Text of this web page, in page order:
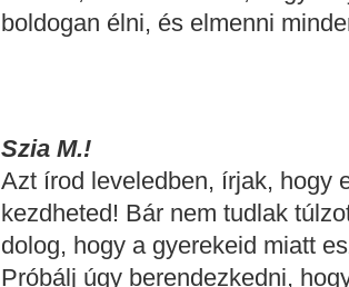
boldogan élni, és elmenni
Szia M.!
Azt írod leveledben, írjak, hogy
kezdheted! Bár nem tudlak
dolog, hogy a gyerekeid miatt
Próbálj úgy berendezkedni,